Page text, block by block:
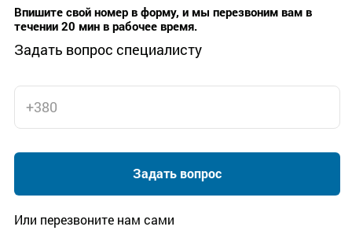
Впишите свой номер в форму, и мы перезвоним вам в
течении 20 мин в рабочее время.
Задать вопрос специалисту
Или перезвоните нам сами
Задать вопрос